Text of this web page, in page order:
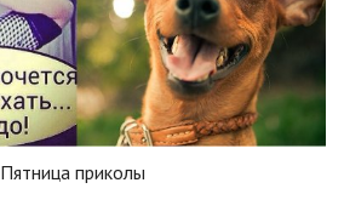
Пятница приколы